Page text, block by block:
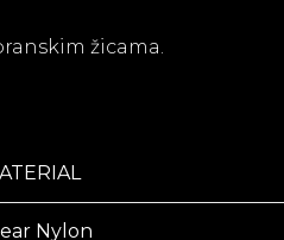
žicama.
Nylon